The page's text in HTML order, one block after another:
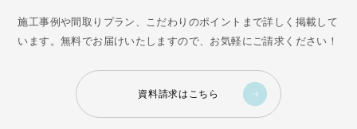
施工事例や間取りプラン、こだわりのポイントまで詳しく掲載して
います。無料でお届けいたしますので、お気軽にご請求ください！
資料請求はこちら